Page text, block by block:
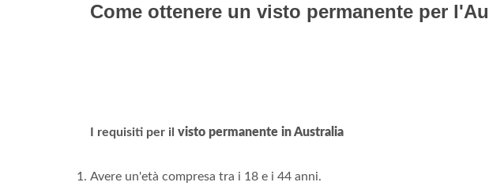
Come ottenere un visto permanente per
I requisiti per il visto permanente in Australia
Avere un'età compresa tra i 18 e i 44 anni.